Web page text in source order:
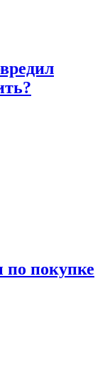
по покупке